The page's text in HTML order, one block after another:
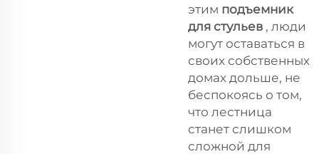
этим подъемник
для стульев , люди
могут оставаться в
своих собственных
домах дольше, не
беспокоясь о том,
что лестница
станет слишком
сложной для